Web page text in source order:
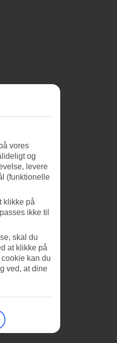
vores
og
levere
(funktionelle
klikke på
ikke til
skal du
at klikke på
kan du
ved, at dine